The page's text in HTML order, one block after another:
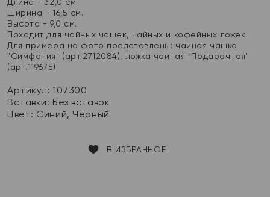
Ширина - 16,5 см.
Высота - 9,0 см.
Походит для чайных чашек, чайных и кофейных ложек.
Для примера на фото представлены: чайная чашка
"Симфония" (арт.2712084), ложка чайная "Подарочная"
(арт.119675).
Артикул: 107300
Вставки: Без вставок
Цвет: Синий, Черный
В ИЗБРАННОЕ